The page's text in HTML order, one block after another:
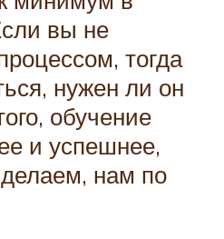
вы не
тогда
нужен ли он
обучение
и успешнее,
нам по